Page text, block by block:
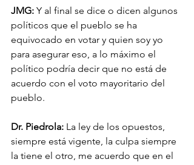
JMG: Y al final se dice o dicen algunos
políticos que el pueblo se ha
equivocado en votar y quien soy yo
para asegurar eso, a lo máximo el
político podría decir que no está de
acuerdo con el voto mayoritario del
pueblo.
Dr. Piedrola: La ley de los opuestos,
siempre está vigente, la culpa siempre
la tiene el otro, me acuerdo que en el